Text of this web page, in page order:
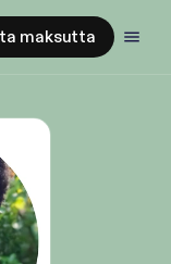
maksutta